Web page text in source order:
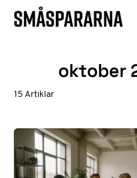
Hoppa till innehåll
oktober
15Artiklar